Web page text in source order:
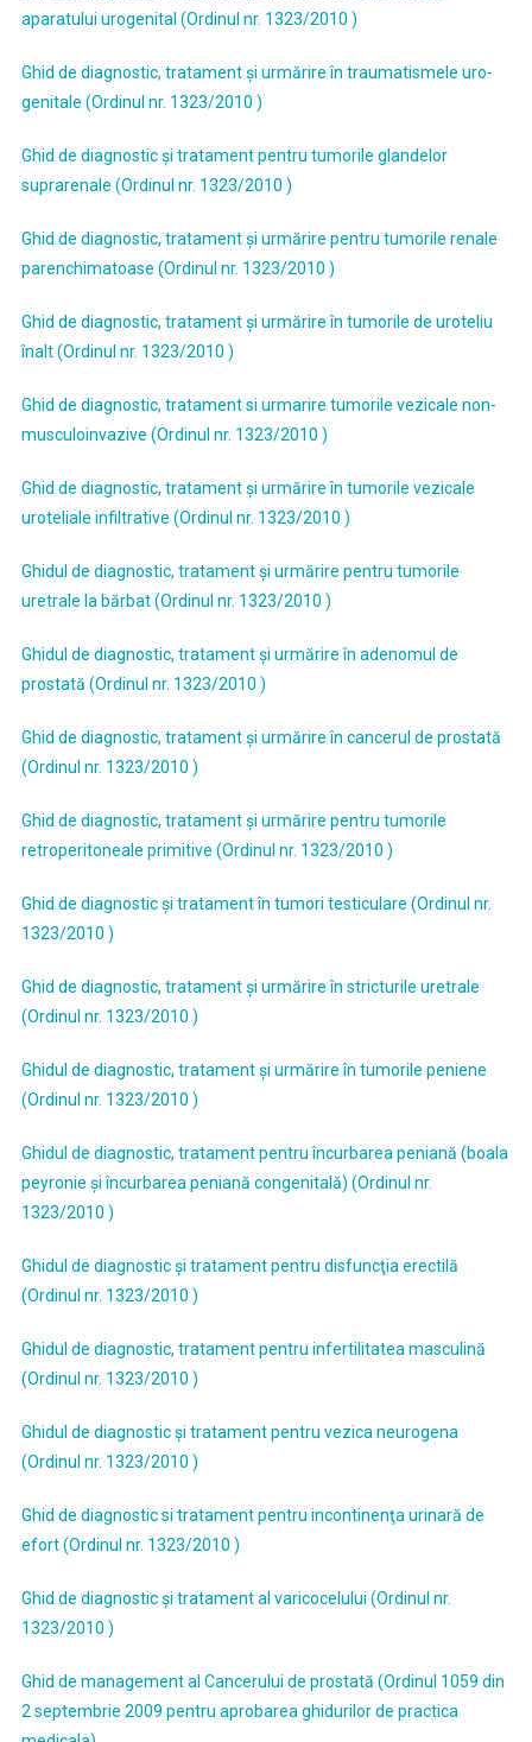
aparatului urogenital (Ordinul nr. 1323/2010 )
Ghid de diagnostic, tratament şi urmărire în traumatismele uro-
genitale (Ordinul nr. 1323/2010 )
Ghid de diagnostic şi tratament pentru tumorile glandelor
suprarenale (Ordinul nr. 1323/2010 )
Ghid de diagnostic, tratament şi urmărire pentru tumorile renale
parenchimatoase (Ordinul nr. 1323/2010 )
Ghid de diagnostic, tratament şi urmărire în tumorile de uroteliu
înalt (Ordinul nr. 1323/2010 )
Ghid de diagnostic, tratament si urmarire tumorile vezicale non-
musculoinvazive (Ordinul nr. 1323/2010 )
Ghid de diagnostic, tratament şi urmărire în tumorile vezicale
uroteliale infiltrative (Ordinul nr. 1323/2010 )
Ghidul de diagnostic, tratament şi urmărire pentru tumorile
uretrale la bărbat (Ordinul nr. 1323/2010 )
Ghidul de diagnostic, tratament şi urmărire în adenomul de
prostată (Ordinul nr. 1323/2010 )
Ghid de diagnostic, tratament şi urmărire în cancerul de prostată
(Ordinul nr. 1323/2010 )
Ghid de diagnostic, tratament şi urmărire pentru tumorile
retroperitoneale primitive (Ordinul nr. 1323/2010 )
Ghid de diagnostic şi tratament în tumori testiculare (Ordinul nr.
1323/2010 )
Ghid de diagnostic, tratament şi urmărire în stricturile uretrale
(Ordinul nr. 1323/2010 )
Ghidul de diagnostic, tratament şi urmărire în tumorile peniene
(Ordinul nr. 1323/2010 )
Ghidul de diagnostic, tratament pentru încurbarea peniană (boala
peyronie şi încurbarea peniană congenitală) (Ordinul nr.
1323/2010 )
Ghidul de diagnostic şi tratament pentru disfuncţia erectilă
(Ordinul nr. 1323/2010 )
Ghidul de diagnostic, tratament pentru infertilitatea masculină
(Ordinul nr. 1323/2010 )
Ghidul de diagnostic şi tratament pentru vezica neurogena
(Ordinul nr. 1323/2010 )
Ghid de diagnostic si tratament pentru incontinenţa urinară de
efort (Ordinul nr. 1323/2010 )
Ghid de diagnostic şi tratament al varicocelului (Ordinul nr.
1323/2010 )
Ghid de management al Cancerului de prostată (Ordinul 1059 din
2 septembrie 2009 pentru aprobarea ghidurilor de practica